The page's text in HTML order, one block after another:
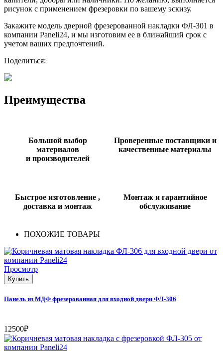
рисунок с применением фрезеровки по вашему эскизу.
Закажите модель дверной фрезерованной накладки ФЛ-301 в
компании Paneli24, и мы изготовим ее в ближайший срок с
учетом ваших предпочтений.
Поделиться:
Преимущества
Большой выбор
материалов
и производителей
Проверенные поставщики и
качественные материалы
Быстрое изготовление ,
доставка и монтаж
Монтаж и гарантийное
обслуживание
ПОХОЖИЕ ТОВАРЫ
Просмотр
Купить
Панель из МДФ фрезерованная для входной двери ФЛ-306
12500₽